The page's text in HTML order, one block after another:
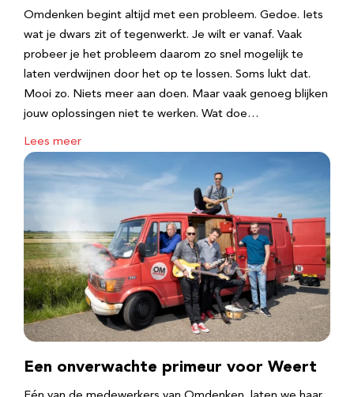
Omdenken begint altijd met een probleem. Gedoe. Iets
wat je dwars zit of tegenwerkt. Je wilt er vanaf. Vaak
probeer je het probleem daarom zo snel mogelijk te
laten verdwijnen door het op te lossen. Soms lukt dat.
Mooi zo. Niets meer aan doen. Maar vaak genoeg blijken
jouw oplossingen niet te werken. Wat doe…
Lees meer
Een onverwachte primeur voor Weert